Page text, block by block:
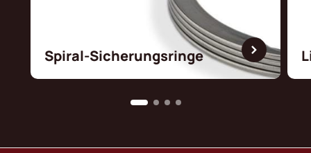
Spiral-Sicherungsringe